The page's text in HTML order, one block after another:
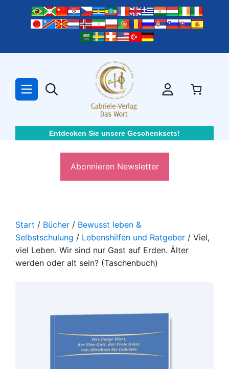
springen
Entdecken Sie unsere Geschenksets!
Abonnieren Newsletter
Start / Bücher / Bewusst leben &
Selbstschulung / Lebenshilfen und Ratgeber / Viel,
viel Leben. Wir sind nur Gast auf Erden. Älter
werden oder alt sein? (Taschenbuch)